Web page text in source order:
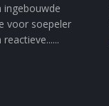
ingebouwde
voor soepeler